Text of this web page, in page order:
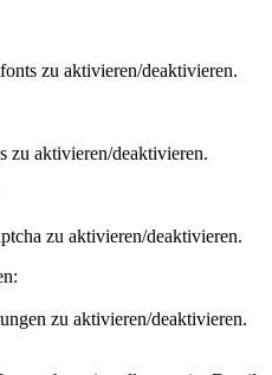
zu aktivieren/deaktivieren.
zu aktivieren/deaktivieren.
zu aktivieren/deaktivieren.
zu aktivieren/deaktivieren.